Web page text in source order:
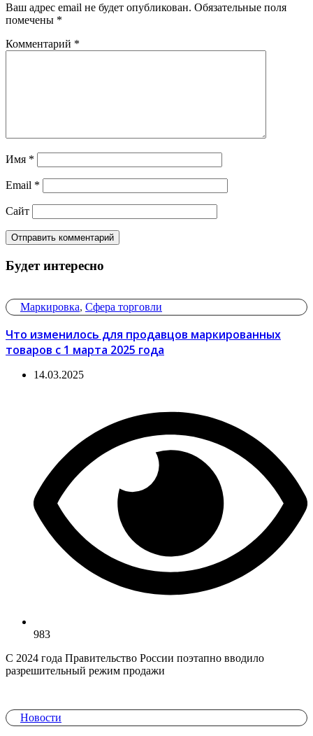
Ваш адрес email не будет опубликован. Обязательные поля
помечены *
Комментарий *
Имя *
Email *
Сайт
Будет интересно
Маркировка, Сфера торговли
Что изменилось для продавцов маркированных
товаров с 1 марта 2025 года
14.03.2025
983
С 2024 года Правительство России поэтапно вводило
разрешительный режим продажи
Новости